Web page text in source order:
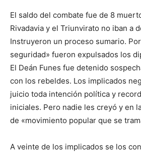
El saldo del combate fue de 8
Rivadavia y el Triunvirato no iban a
Instruyeron un proceso sumario.
seguridad» fueron expulsados los
El Deán Funes fue detenido
con los rebeldes. Los implicados
juicio toda intención política y
iniciales. Pero nadie les creyó y en
de «movimiento popular que se
A veinte de los implicados se los